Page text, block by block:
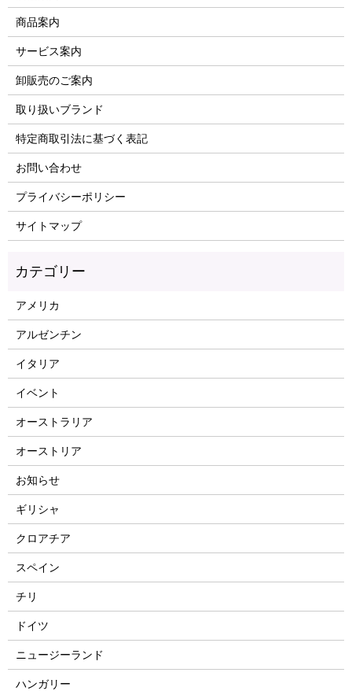
商品案内
サービス案内
卸販売のご案内
取り扱いブランド
特定商取引法に基づく表記
お問い合わせ
プライバシーポリシー
サイトマップ
アメリカ
アルゼンチン
イタリア
イベント
オーストラリア
オーストリア
お知らせ
ギリシャ
クロアチア
スペイン
チリ
ドイツ
ニュージーランド
ハンガリー